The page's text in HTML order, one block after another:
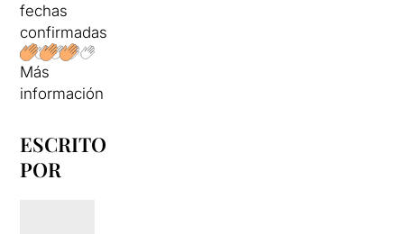
fechas
confirmadas
Más
información
ESCRITO
POR